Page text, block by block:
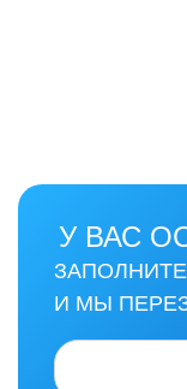
У ВАС
И МЫ